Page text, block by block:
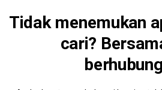
Tidak menemukan
cari?